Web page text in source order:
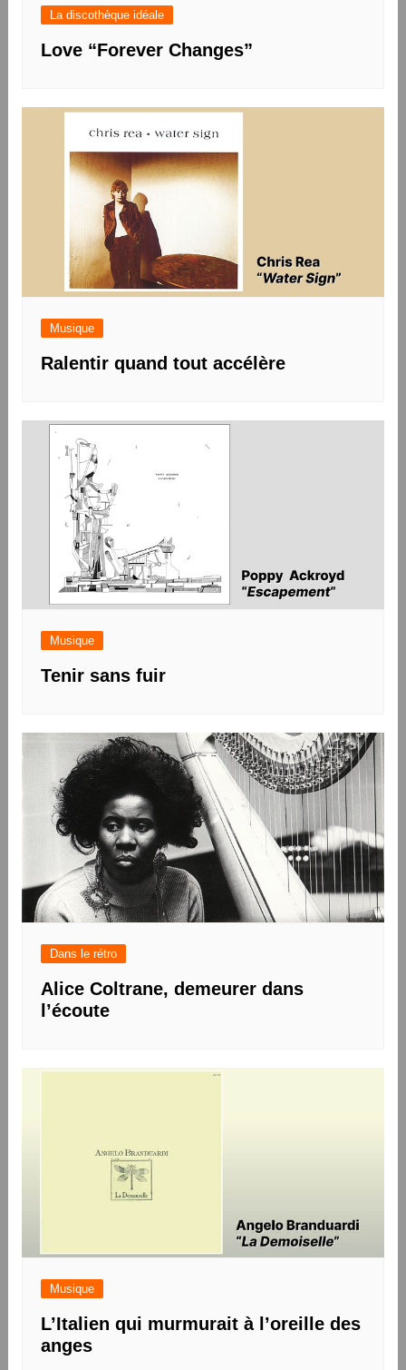
La discothèque idéale
Love “Forever Changes”
Musique
Ralentir quand tout accélère
Musique
Tenir sans fuir
Dans le rétro
Alice Coltrane, demeurer dans
l’écoute
Musique
L’Italien qui murmurait à l’oreille des
anges